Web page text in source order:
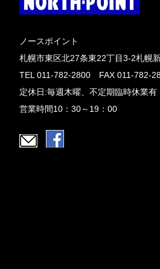
ノースポイント
札幌市東区北27条東22丁目3-2札幌
TEL 011-782-2800 FAX 011-782-
定休日:毎週木曜、不定期臨時休業有
営業時間10：30～19：00